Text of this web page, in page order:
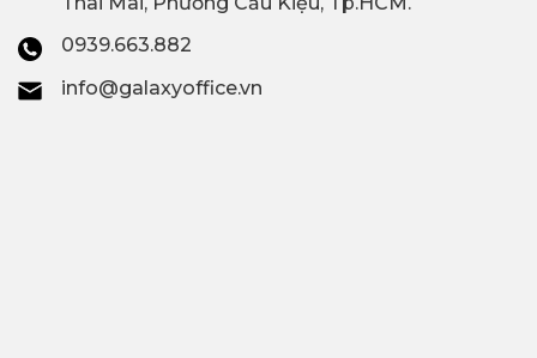
0939.663.882
info@galaxyoffice.vn